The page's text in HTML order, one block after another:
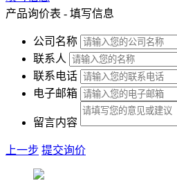
产品询价表 - 填写信息
公司名称
联系人
联系电话
电子邮箱
留言内容
上一步 提交询价